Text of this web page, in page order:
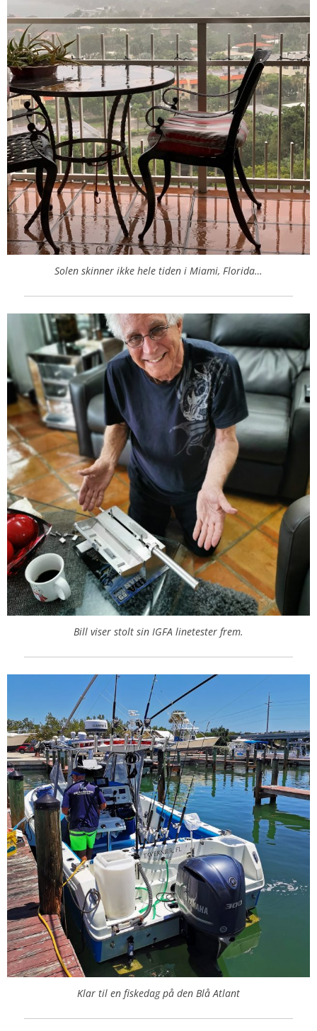
Solen skinner ikke hele tiden i Miami, Florida…
Bill viser stolt sin IGFA linetester frem.
Klar til en fiskedag på den Blå Atlant